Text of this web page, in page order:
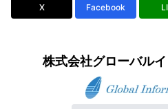
X Facebook
株式会社グローバル